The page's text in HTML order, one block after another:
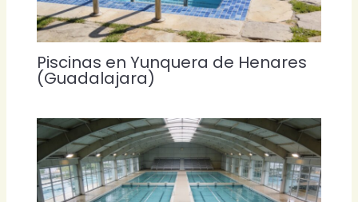
Piscinas en Yunquera de Henares
(Guadalajara)